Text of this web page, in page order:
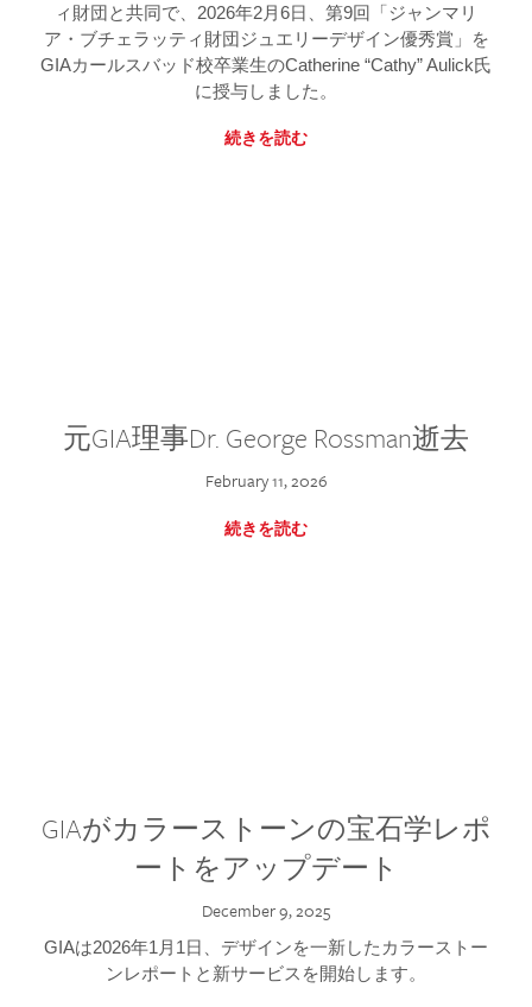
ィ財団と共同で、2026年2月6日、第9回「ジャンマリ
ア・ブチェラッティ財団ジュエリーデザイン優秀賞」を
GIAカールスバッド校卒業生のCatherine “Cathy” Aulick氏
に授与しました。
続きを読む
元GIA理事Dr. George Rossman逝去
February 11, 2026
続きを読む
GIAがカラーストーンの宝石学レポ
ートをアップデート
December 9, 2025
GIAは2026年1月1日、デザインを一新したカラーストー
ンレポートと新サービスを開始します。